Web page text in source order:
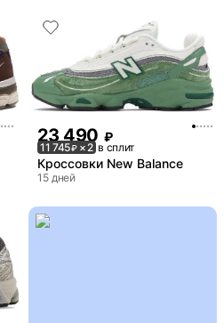
23 490 ₽
11 745₽ × 2 в сплит
Кроссовки New Balance
15 дней